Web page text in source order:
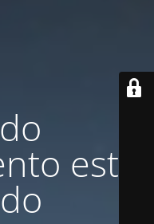
está